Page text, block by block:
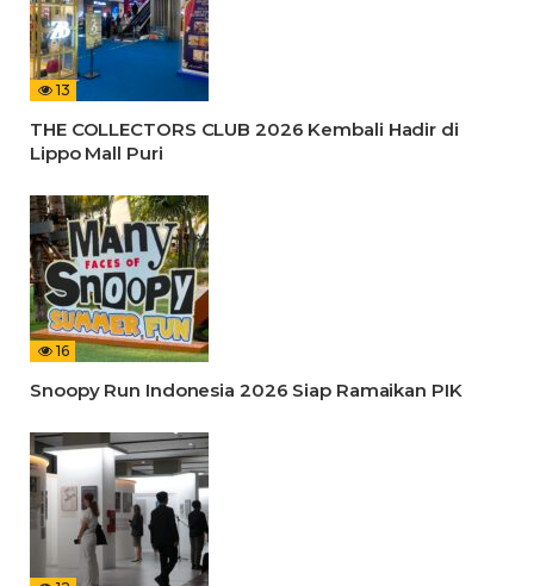
13
THE COLLECTORS CLUB 2026 Kembali Hadir di
Lippo Mall Puri
16
Snoopy Run Indonesia 2026 Siap Ramaikan PIK